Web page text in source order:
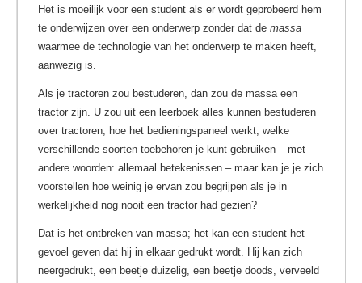
Het is moeilijk voor een student als er wordt geprobeerd hem
te onderwijzen over een onderwerp zonder dat de massa
waarmee de technologie van het onderwerp te maken heeft,
aanwezig is.
Als je tractoren zou bestuderen, dan zou de massa een
tractor zijn. U zou uit een leerboek alles kunnen bestuderen
over tractoren, hoe het bedieningspaneel werkt, welke
verschillende soorten toebehoren je kunt gebruiken – met
andere woorden: allemaal betekenissen – maar kan je je zich
voorstellen hoe weinig je ervan zou begrijpen als je in
werkelijkheid nog nooit een tractor had gezien?
Dat is het ontbreken van massa; het kan een student het
gevoel geven dat hij in elkaar gedrukt wordt. Hij kan zich
neergedrukt, een beetje duizelig, een beetje doods, verveeld